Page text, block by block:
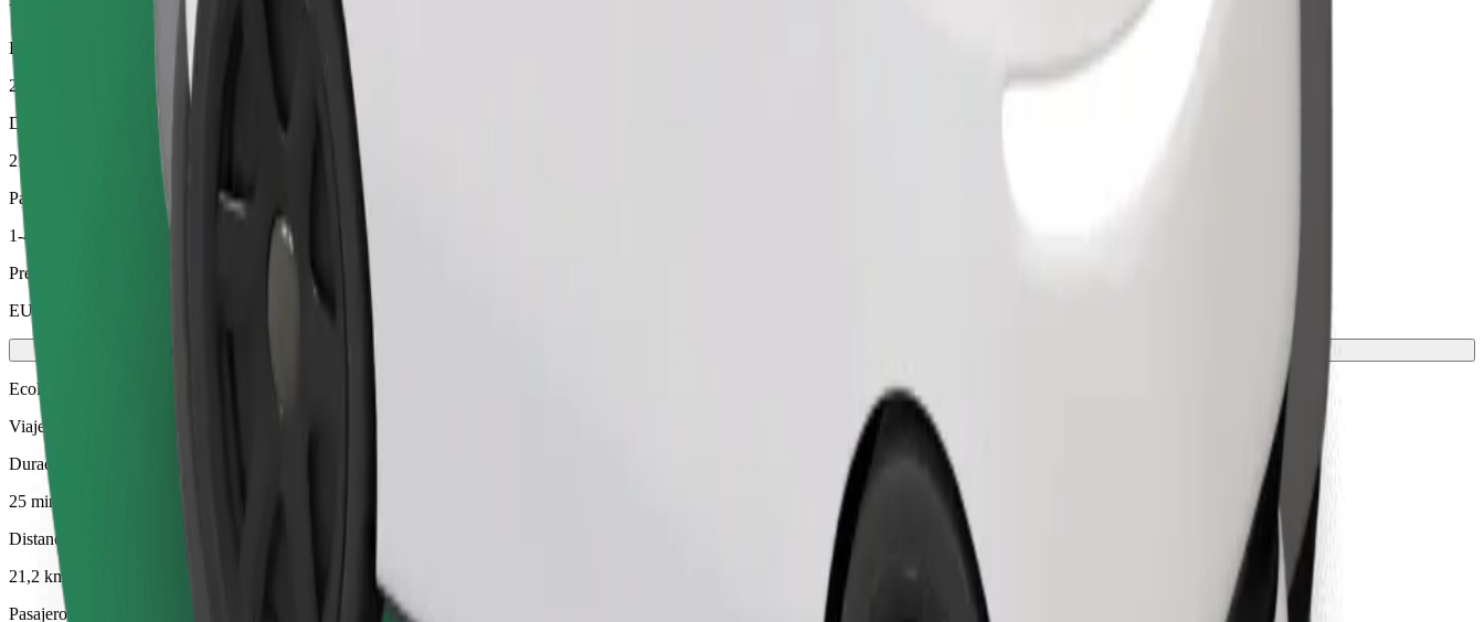
Viajes asequibles en coches estándar
Duración estimada del viaje
25 min
Distancia estimada
21,2 km
Pasajeros
1-4
Precio estimado
EUR 40,50
Ecológico
Viajes eficientes en vehículos híbridos y eléctricos
Duración estimada del viaje
25 min
Distancia estimada
21,2 km
Pasajeros